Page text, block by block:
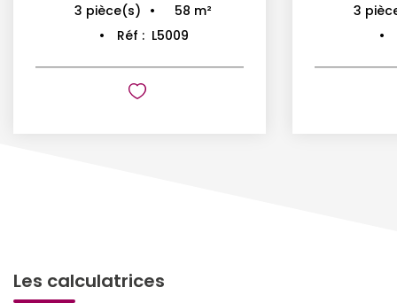
3 pièce(s) 58 m²
Réf : L5009
3
Les calculatrices